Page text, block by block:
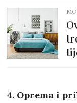
4. Oprema i